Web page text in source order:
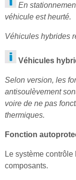
En
véhicule est heurté.
Véhicules hybrides
Véhicules
Selon version, les
antisoulèvement
voire de ne pas
thermiques.
Fonction
Le système
composants.